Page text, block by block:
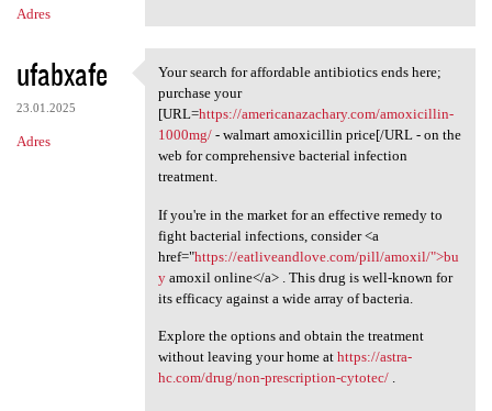
Adres
ufabxafe
23.01.2025
Adres
Your search for affordable
Your search for affordable antibiotics ends here;
purchase your
[URL=https://americanazachary.com/amoxicillin-
1000mg/- walmart amoxicillin price[/URL - on the
web for comprehensive bacterial infection
treatment.
If you're in the market for an effective remedy to
fight bacterial infections, consider <a
href="https://eatliveandlove.com/pill/amoxil/">bu
yamoxil online</a> . This drug is well-known for
its efficacy against a wide array of bacteria.
Explore the options and obtain the treatment
without leaving your home at https://astra-
hc.com/drug/non-prescription-cytotec/.